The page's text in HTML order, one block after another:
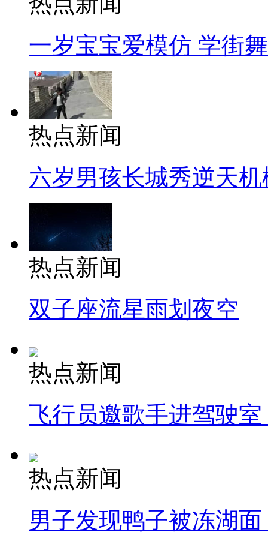
一岁宝宝爱模仿 学街
热点新闻
六岁男孩长城秀逆天机
热点新闻
双子座流星雨划夜空
热点新闻
飞行员邀歌手进驾驶
热点新闻
男子发现鸭子被冻湖